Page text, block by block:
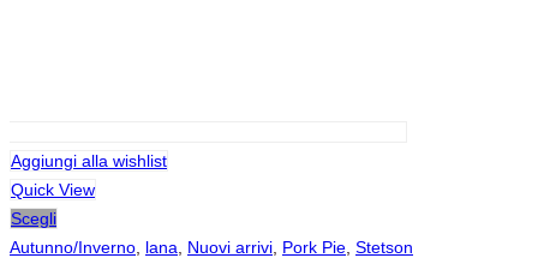
Aggiungi alla wishlist
Quick View
Scegli
Autunno/Inverno lana Nuovi arrivi Pork Pie Stetson